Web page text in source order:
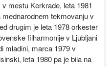
mestu Kerkrade, leta 1981
tekmovanju v
drugim je leta 1978 orkester
filharmonije v Ljubljani
mladini, marca 1979 v
leta 1980 pa je bila na